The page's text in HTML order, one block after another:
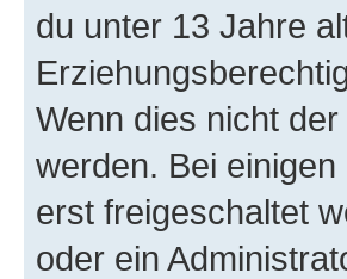
du unter 13 Jahre
Wenn dies nicht
werden. Bei
erst freigeschaltet
oder ein